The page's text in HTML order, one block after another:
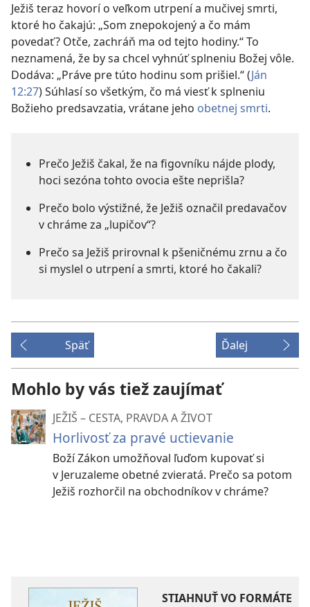
Ježiš teraz hovorí o veľkom utrpení a mučivej smrti,
ktoré ho čakajú: „Som znepokojený a čo mám
povedať? Otče, zachráň ma od tejto hodiny.“ To
neznamená, že by sa chcel vyhnúť splneniu Božej vôle.
Dodáva: „Práve pre túto hodinu som prišiel.“ (Ján
12:27) Súhlasí so všetkým, čo má viesť k splneniu
Božieho predsavzatia, vrátane jeho obetnej smrti.
Prečo Ježiš čakal, že na figovníku nájde plody,
hoci sezóna tohto ovocia ešte neprišla?
Prečo bolo výstižné, že Ježiš označil predavačov
v chráme za „lupičov“?
Prečo sa Ježiš prirovnal k pšeničnému zrnu a čo
si myslel o utrpení a smrti, ktoré ho čakali?
Späť Ďalej
Mohlo by vás tiež zaujímať
JEŽIŠ – CESTA, PRAVDA A ŽIVOT
Horlivosť za pravé uctievanie
Boží Zákon umožňoval ľuďom kupovať si
v Jeruzaleme obetné zvieratá. Prečo sa potom
Ježiš rozhorčil na obchodníkov v chráme?
STIAHNUŤ VO FORMÁTE